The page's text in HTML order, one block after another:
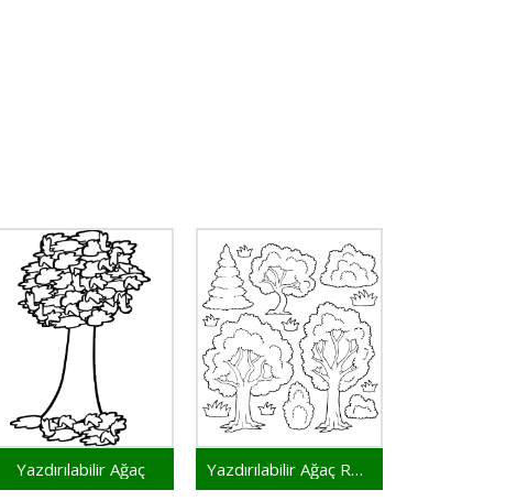
Yazdırılabilir Ağaç Yazdırılabilir Ağaç Resmi